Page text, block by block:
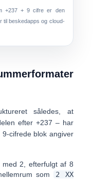
+237+9 cifre er den
til beskedapps og cloud-
således, at
efter +237 – har
9-cifrede blok angiver
med 2 , efterfulgt af 8
som
2 XX